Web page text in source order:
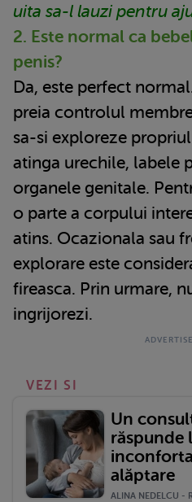
uita sa-l lauzi pentru
2. Este normal ca
penis?
Da, este perfect
preia controlul
sa-si exploreze
atinga urechile, labele
organele genitale.
o parte a corpului
atins. Ocazionala sau
explorare este
fireasca. Prin urmare,
ingrijorezi.
VEZI SI
Un
răspunde
alăptare
ALINA NEDELCU -